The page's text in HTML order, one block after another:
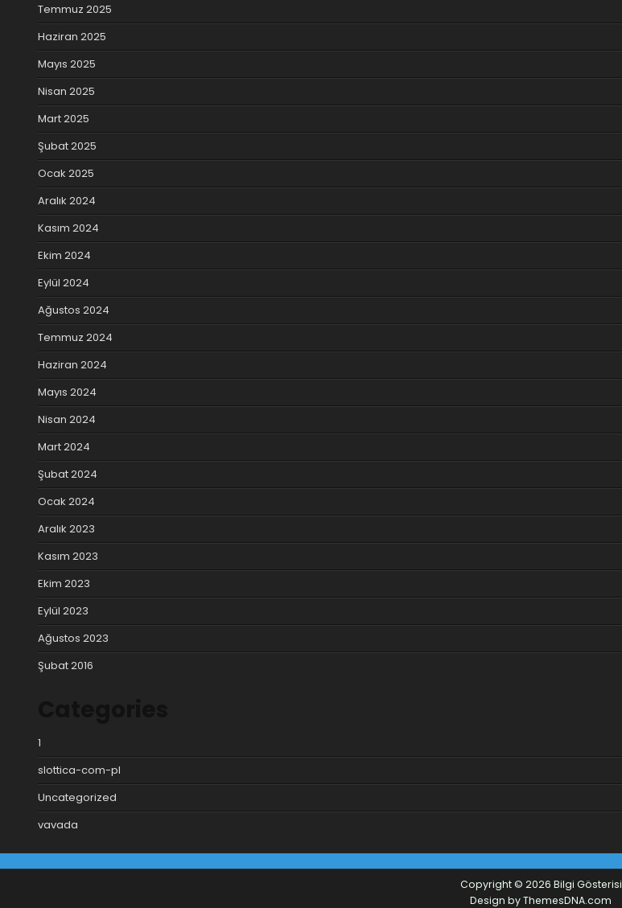
Temmuz 2025
Haziran 2025
Mayıs 2025
Nisan 2025
Mart 2025
Şubat 2025
Ocak 2025
Aralık 2024
Kasım 2024
Ekim 2024
Eylül 2024
Ağustos 2024
Temmuz 2024
Haziran 2024
Mayıs 2024
Nisan 2024
Mart 2024
Şubat 2024
Ocak 2024
Aralık 2023
Kasım 2023
Ekim 2023
Eylül 2023
Ağustos 2023
Şubat 2016
1
slottica-com-pl
Uncategorized
vavada
Copyright © 2026 Bilgi Gösterisi
Design by ThemesDNA.com